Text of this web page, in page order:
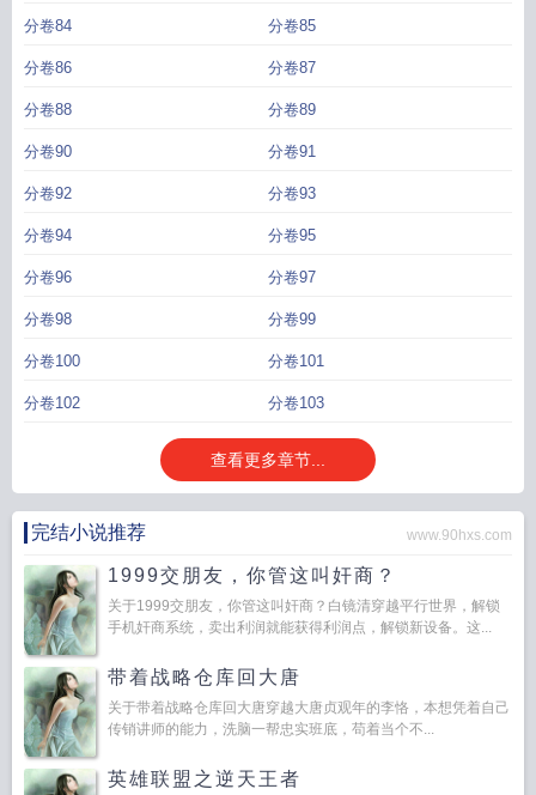
分卷84 分卷85
分卷86 分卷87
分卷88 分卷89
分卷90 分卷91
分卷92 分卷93
分卷94 分卷95
分卷96 分卷97
分卷98 分卷99
分卷100 分卷101
分卷102 分卷103
查看更多章节...
完结小说推荐 www.90hxs.com
1999交朋友，你管这叫奸商？
关于1999交朋友，你管这叫奸商？白镜清穿越平行世界，解锁
手机奸商系统，卖出利润就能获得利润点，解锁新设备。这...
带着战略仓库回大唐
关于带着战略仓库回大唐穿越大唐贞观年的李恪，本想凭着自己
传销讲师的能力，洗脑一帮忠实班底，苟着当个不...
英雄联盟之逆天王者